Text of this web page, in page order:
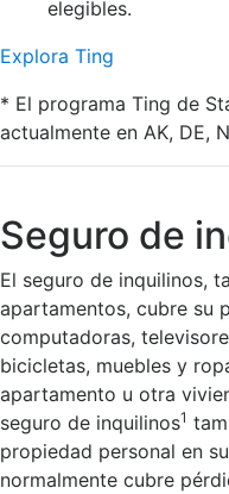
elegibles.
Explora Ting
* El programa Ting de
actualmente en AK, DE,
Seguro de
El seguro de inquilinos,
apartamentos, cubre su
computadoras,
bicicletas, muebles y
apartamento u otra
seguro de inquilinos1
propiedad personal en
normalmente cubre